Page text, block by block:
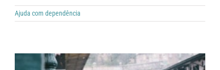
Ajuda com dependência